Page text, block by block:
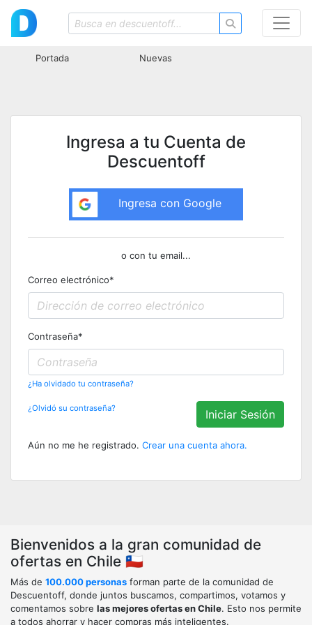
Portada Nuevas
Ingresa a tu Cuenta de
Descuentoff
Ingresa con Google
o con tu email...
Correo electrónico*
Contraseña*
¿Ha olvidado tu contraseña?
¿Olvidó su contraseña? Iniciar Sesión
Aún no me he registrado. Crear una cuenta ahora.
Bienvenidos a la gran comunidad de
ofertas en Chile 🇨🇱
Más de 100.000 personas forman parte de la comunidad de
Descuentoff, donde juntos buscamos, compartimos, votamos y
comentamos sobre las mejores ofertas en Chile. Esto nos permite
a todos ahorrar y hacer compras más inteligentes.